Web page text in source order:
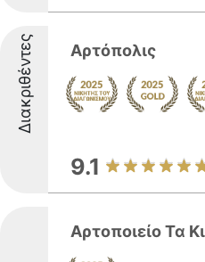
Διακριθέντες Αρτόπολις
9.1
Αρτοποιείο Τα